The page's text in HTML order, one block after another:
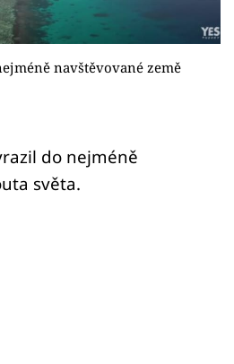
navštěvované země
do nejméně
světa.